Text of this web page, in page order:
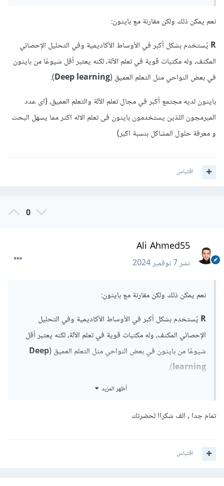
نعم يمكن ذلك ولكن مقارنة مع بايثون:
R يُستخدم بشكل أكبر في الأوساط الأكاديمية وفي التحليل الإحصائي
المكثف، وله مكتبات قوية في تعلم الآلة، لكنه يعتبر أقل شيوعًا من بايثون
في بعض النواحي مثل التعلم العميق ( Deep learning
).
بايثون لديه مجتمع أكبر في مجال تعلم الآلة والتعلم العميق، (اى عدد
المبرمجون اللذين يستخدمون بايثون فى تعلم الاله اكثر مما يسهل البحث
و معرفة حلول المشاكل بنسبة اكبر)
اقتباس
0
Ali Ahmed55
نشر7 نوفمبر 2024
نعم يمكن ذلك ولكن مقارنة مع بايثون:
R يُستخدم بشكل أكبر في الأوساط الأكاديمية وفي التحليل
الإحصائي المكثف، وله مكتبات قوية في تعلم الآلة، لكنه يعتبر أقل
شيوعًا من بايثون في بعض النواحي مثل التعلم العميق ( Deep
learning
).
بايثون لديه مجتمع أكبر في مجال تعلم الآلة والتعلم العميق، (اى
يسهل البحث و معرفة حلول المشاكل بنسبة اكبر)
أظهر المزيد
تمام جدا , الف شكراا لحضرتك
اقتباس